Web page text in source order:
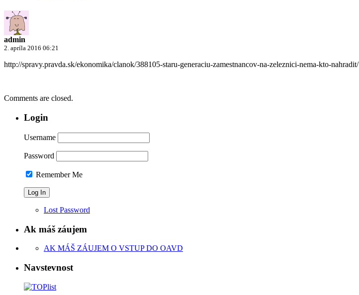
admin
2. apríla 2016 06:21
http://spravy.pravda.sk/ekonomika/clanok/388105-staru-generaciu-zamestnancov-na-zeleznici-nema-kto-nahradit/
Comments are closed.
Login
Username
Password
Remember Me
Lost Password
Ak máš záujem
AK MÁŠ ZÁUJEM O VSTUP DO OAVD
Navstevnost